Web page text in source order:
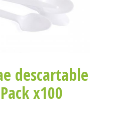
descartable
x100